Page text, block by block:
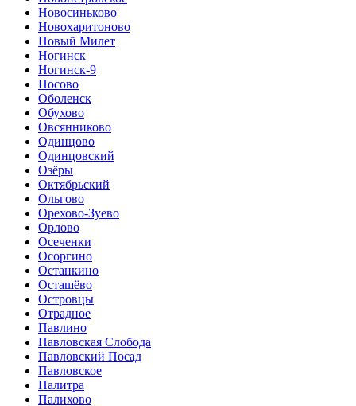
Новосиньково
Новохаритоново
Новый Милет
Ногинск
Ногинск-9
Носово
Оболенск
Обухово
Овсянниково
Одинцово
Одинцовский
Озёры
Октябрьский
Ольгово
Орехово-Зуево
Орлово
Осеченки
Осоргино
Останкино
Осташёво
Островцы
Отрадное
Павлино
Павловская Слобода
Павловский Посад
Павловское
Палитра
Палихово